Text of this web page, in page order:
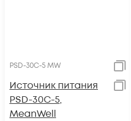
PSD-30C-5 MW
Источник питания
PSD-30C-5,
MeanWell